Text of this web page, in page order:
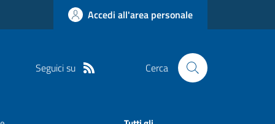
Accedi all'area personale
Seguici su Cerca